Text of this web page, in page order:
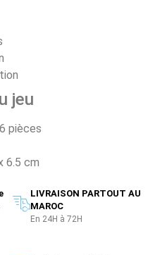
jeu
pièces
6.5 cm
LIVRAISON PARTOUT AU
MAROC
En 24H à 72H